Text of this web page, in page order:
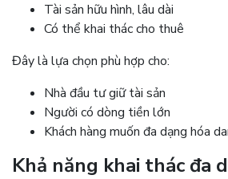
Tài sản hữu hình, lâu dài
Có thể khai thác cho thuê
Đây là lựa chọn phù hợp cho:
Nhà đầu tư giữ tài sản
Người có dòng tiền lớn
Khách hàng muốn đa dạng hóa
Khả năng khai thác đa